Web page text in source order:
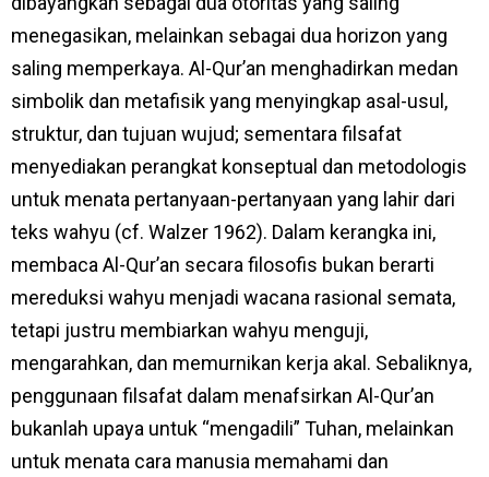
menegasikan, melainkan sebagai dua horizon yang
saling memperkaya. Al-Qur’an menghadirkan medan
simbolik dan metafisik yang menyingkap asal-usul,
struktur, dan tujuan wujud; sementara filsafat
menyediakan perangkat konseptual dan metodologis
untuk menata pertanyaan-pertanyaan yang lahir dari
teks wahyu (cf. Walzer 1962). Dalam kerangka ini,
membaca Al-Qur’an secara filosofis bukan berarti
mereduksi wahyu menjadi wacana rasional semata,
tetapi justru membiarkan wahyu menguji,
mengarahkan, dan memurnikan kerja akal. Sebaliknya,
penggunaan filsafat dalam menafsirkan Al-Qur’an
bukanlah upaya untuk “mengadili” Tuhan, melainkan
untuk menata cara manusia memahami dan